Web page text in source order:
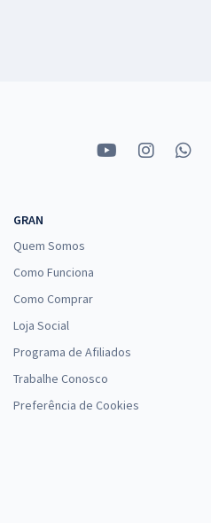
GRAN
Quem Somos
Como Funciona
Como Comprar
Loja Social
Programa de Afiliados
Trabalhe Conosco
Preferência de Cookies